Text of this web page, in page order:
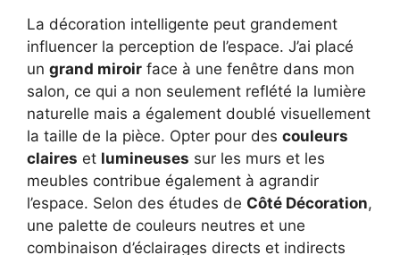
La décoration intelligente peut grandement
influencer la perception de l’espace. J’ai placé
un grand miroir face à une fenêtre dans mon
salon, ce qui a non seulement reflété la lumière
naturelle mais a également doublé visuellement
la taille de la pièce. Opter pour des couleurs
claires et lumineuses sur les murs et les
meubles contribue également à agrandir
l’espace. Selon des études de Côté Décoration,
une palette de couleurs neutres et une
combinaison d’éclairages directs et indirects